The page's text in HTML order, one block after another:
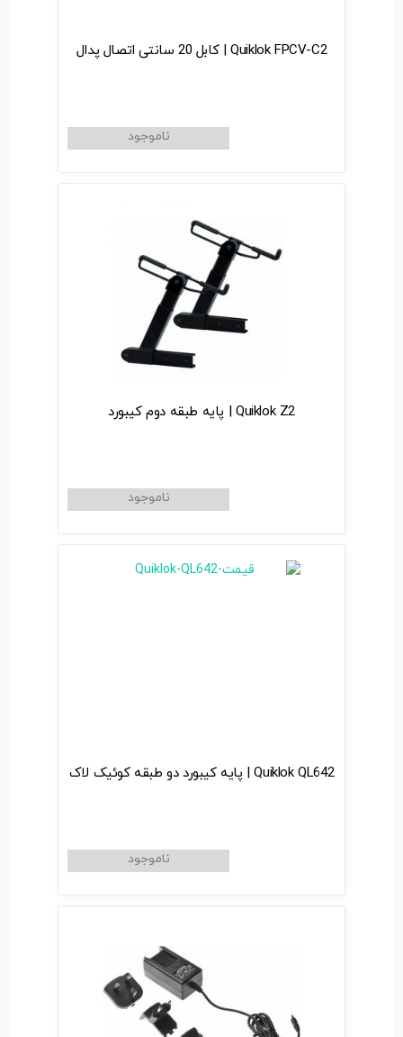
Quiklok FPCV-C2 | کابل 20 سانتی اتصال پدال
Quiklok Z2 | پایه طبقه دوم کیبورد
Quiklok QL642 | پایه کیبورد دو طبقه کوئیک لاک